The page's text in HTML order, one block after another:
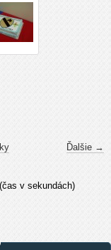
Ďalšie →
v sekundách)